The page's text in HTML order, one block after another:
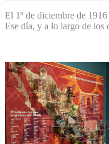
El 1º de diciembre de
Ese día, y a lo largo de los